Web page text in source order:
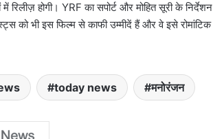
में रिलीज़ होगी। YRF का सपोर्ट और मोहित सूरी के निर्देशन
को भी इस फिल्म से काफी उम्मीदें हैं और वे इसे रोमांटिक
today news मनोरंजन